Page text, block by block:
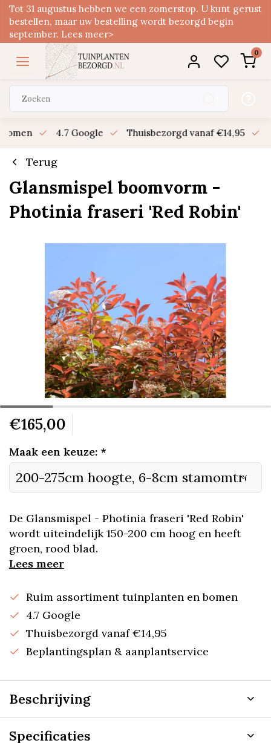
Tot 31 augustus hebben we een zomerstop. U kunt gerust
bestellen, maar uw bestelling wordt bezorgd begin
september. Lees meer>
0
4.7 Google Thuisbezorgd vanaf €14,95
Terug
Glansmispel boomvorm -
Photinia fraseri 'Red Robin'
€165,00
Maak een keuze: *
De Glansmispel - Photinia fraseri 'Red Robin'
wordt uiteindelijk 150-200 cm hoog en heeft
groen, rood blad.
Lees meer
Ruim assortiment tuinplanten en bomen
4.7 Google
Thuisbezorgd vanaf €14,95
Beplantingsplan & aanplantservice
Beschrijving
Specificaties